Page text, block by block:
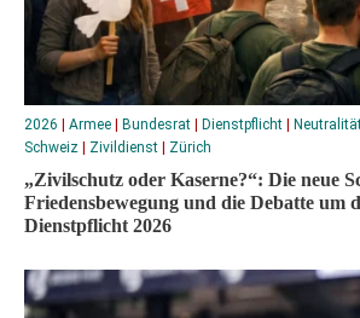
2026 Armee Bundesrat Dienstpflicht
Schweiz
Zivildienst Zürich
„Zivilschutz oder Kaserne?“: Die neue
Friedensbewegung und die Debatte um
Dienstpflicht 2026